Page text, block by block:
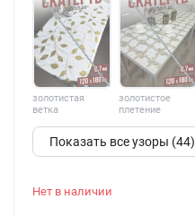
золотистая
ветка
золотистое
плетение
Показать все узоры (44)
Нет в наличии